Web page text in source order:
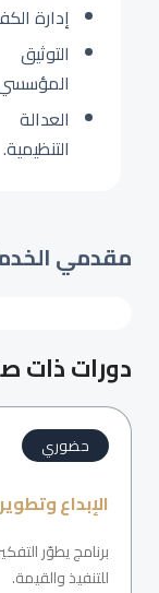
إدارة
التوثيق
العدالة
التنظيمية.
مقدمي
دورات ذات
حضوري
الإبداع
برنامج يطوّر
للتنفيذ والقيمة.